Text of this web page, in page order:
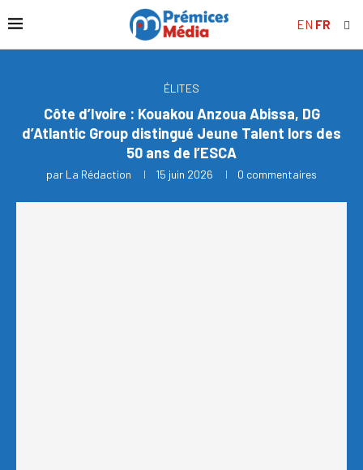
EN FR
ÉLITES
Côte d’Ivoire : Kouakou Anzoua Abissa, DG
d’Atlantic Group distingué Jeune Talent lors des
50 ans de l’ESCA
par La Rédaction 15 juin 2026 0 commentaires